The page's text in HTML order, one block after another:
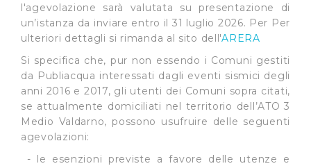
l'agevolazione sarà valutata su presentazione di
un’istanza da inviare entro il 31 luglio 2026. Per Per
ulteriori dettagli si rimanda al sito dell'ARERA
Si specifica che, pur non essendo i Comuni gestiti
da Publiacqua interessati dagli eventi sismici degli
anni 2016 e 2017, gli utenti dei Comuni sopra citati,
se attualmente domiciliati nel territorio dell’ATO 3
Medio Valdarno, possono usufruire delle seguenti
agevolazioni:
- le esenzioni previste a favore delle utenze e